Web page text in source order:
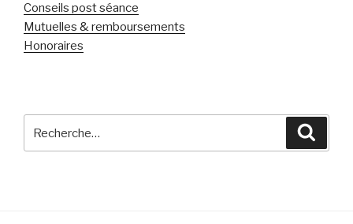
Conseils post séance
Mutuelles & remboursements
Honoraires
pour